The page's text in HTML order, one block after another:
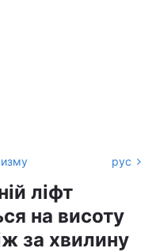
рус
ліфт
на висоту
за хвилину